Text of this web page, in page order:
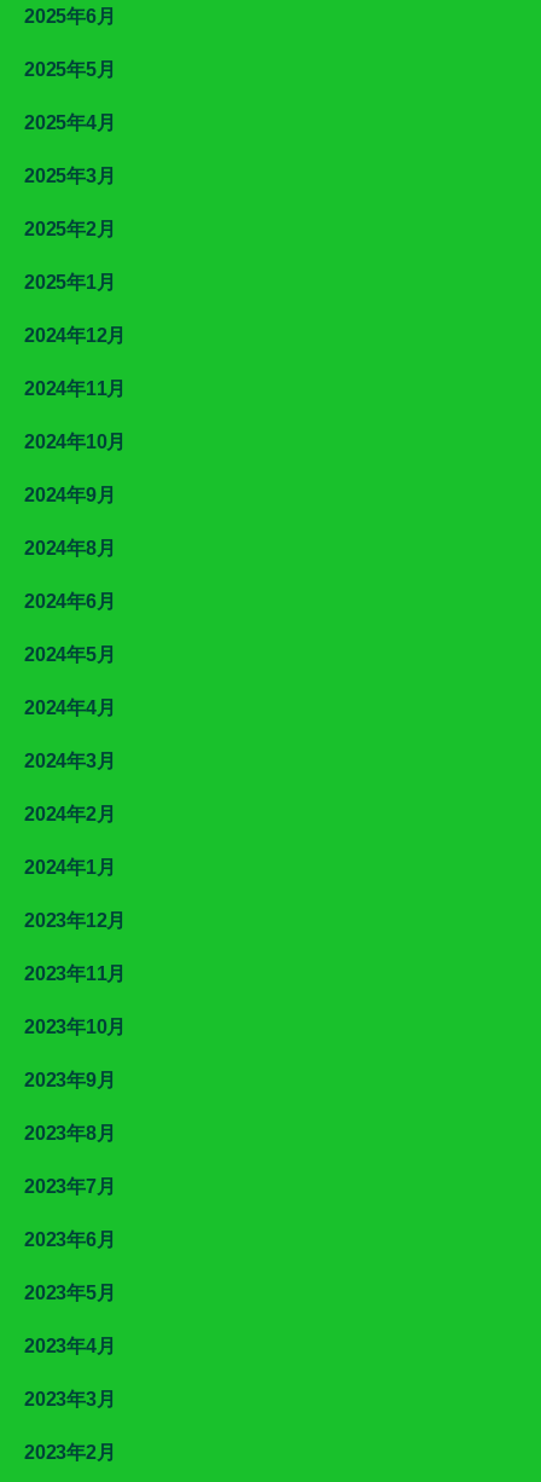
2025年6月
2025年5月
2025年4月
2025年3月
2025年2月
2025年1月
2024年12月
2024年11月
2024年10月
2024年9月
2024年8月
2024年6月
2024年5月
2024年4月
2024年3月
2024年2月
2024年1月
2023年12月
2023年11月
2023年10月
2023年9月
2023年8月
2023年7月
2023年6月
2023年5月
2023年4月
2023年3月
2023年2月